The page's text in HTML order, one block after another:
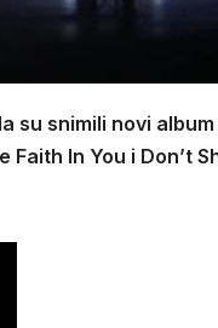
su snimili novi album
In You i Don’t